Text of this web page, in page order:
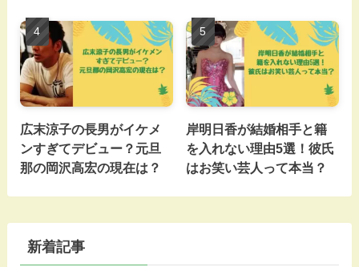
広末涼子の長男がイケメ
ンすぎてデビュー？元旦
那の岡沢高宏の現在は？
岸明日香が結婚相手と籍
を入れない理由5選！彼氏
はお笑い芸人って本当？
新着記事